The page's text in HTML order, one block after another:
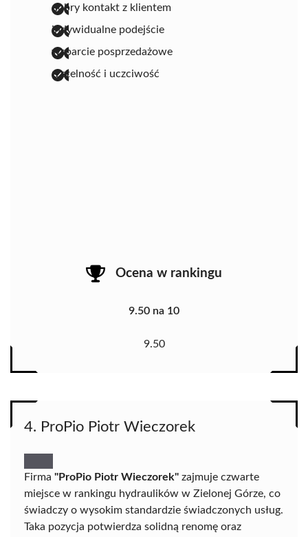
dobry kontakt z klientem
indywidualne podejście
wsparcie posprzedażowe
rzetelność i uczciwość
Ocena w rankingu
9.50 na 10
9.50
4. ProPio Piotr Wieczorek
Firma "ProPio Piotr Wieczorek" zajmuje czwarte
miejsce w rankingu hydraulików w Zielonej Górze, co
świadczy o wysokim standardzie świadczonych usług.
Taka pozycja potwierdza solidną renomę oraz